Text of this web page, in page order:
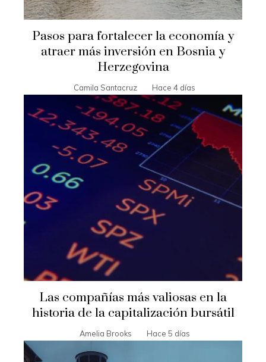
Pasos para fortalecer la economía y
atraer más inversión en Bosnia y
Herzegovina
Camila Santacruz Hace 4 días
Las compañías más valiosas en la
historia de la capitalización bursátil
Amelia Brooks Hace 5 días